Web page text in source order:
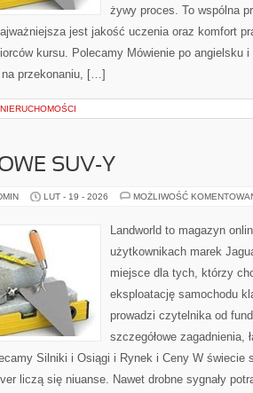
żywy proces. To wspólna
jest jakość uczenia oraz komfort
kursu. Polecamy Mówienie po angielsku
przekonaniu, […]
NIERUCHOMOŚCI
SUV-Y
LUT - 19 - 2026 MOŻLIWOŚĆ
Landworld to magazyn
użytkownikach marek
miejsce dla tych, którzy
eksploatację samochodu
prowadzi czytelnika od
szczegółowe zagadnienia,
Silniki i Osiągi i Rynek i Ceny W świecie
liczą się niuanse. Nawet drobne sygnały